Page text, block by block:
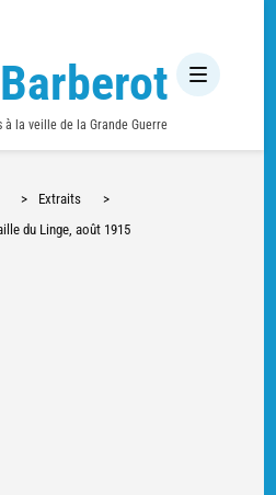
la veille de la Grande Guerre
> Extraits
>
du Linge, août 1915